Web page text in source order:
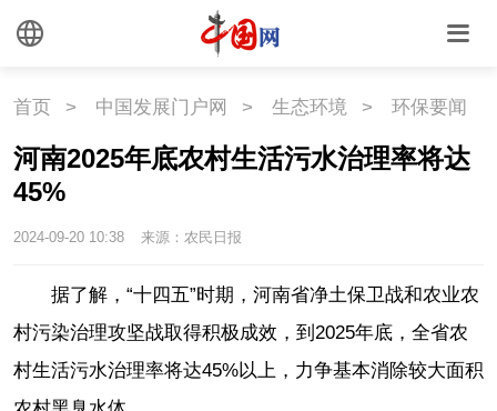
首页 > 中国发展门户网 > 生态环境 > 环保要闻
河南2025年底农村生活污水治理率将达
45%
2024-09-20 10:38 来源：农民日报
据了解，“十四五”时期，河南省净土保卫战和农业农
村污染治理攻坚战取得积极成效，到2025年底，全省农
村生活污水治理率将达45%以上，力争基本消除较大面积